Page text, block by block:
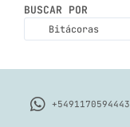
BUSCAR POR
Bitácoras
+5491170594443